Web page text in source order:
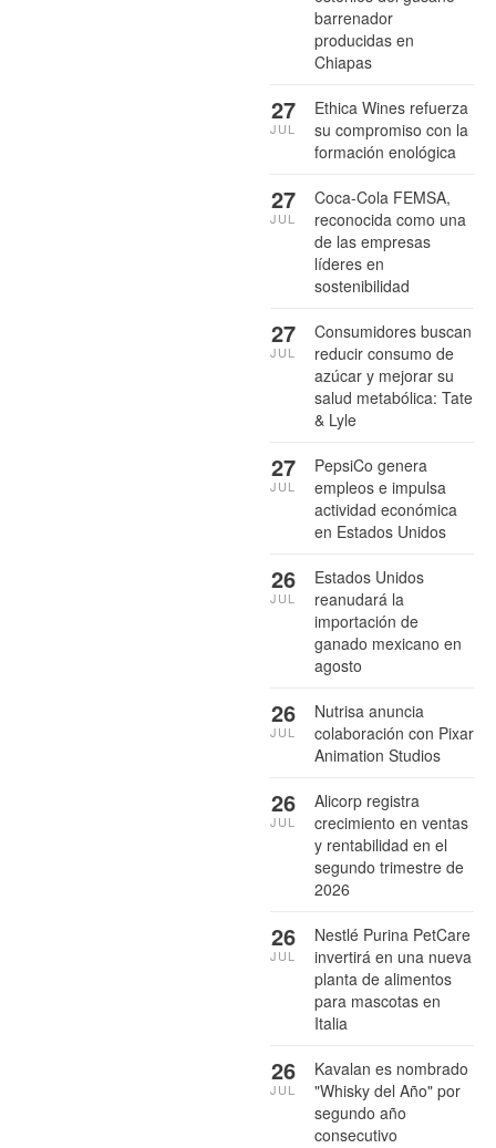
barrenador
producidas en
Chiapas
Ethica Wines refuerza
su compromiso con la
formación enológica
27
JUL
Coca-Cola FEMSA,
reconocida como una
de las empresas
líderes en
sostenibilidad
27
JUL
Consumidores buscan
reducir consumo de
azúcar y mejorar su
salud metabólica: Tate
& Lyle
27
JUL
PepsiCo genera
empleos e impulsa
actividad económica
en Estados Unidos
27
JUL
Estados Unidos
reanudará la
importación de
ganado mexicano en
agosto
26
JUL
Nutrisa anuncia
colaboración con Pixar
Animation Studios
26
JUL
Alicorp registra
crecimiento en ventas
y rentabilidad en el
segundo trimestre de
2026
26
JUL
Nestlé Purina PetCare
invertirá en una nueva
planta de alimentos
para mascotas en
Italia
26
JUL
Kavalan es nombrado
"Whisky del Año" por
segundo año
consecutivo
26
JUL